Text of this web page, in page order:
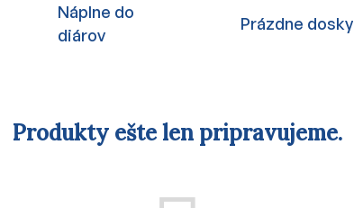
Náplne do
diárov
Prázdne dosky
Produkty ešte len pripravujeme.